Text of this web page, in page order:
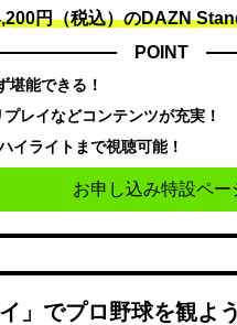
円（税込）のDAZN
POINT
堪能できる！
レイなどコンテンツが充実！
イライトまで視聴可能！
お申し込み特設ペー
」でプロ野球を観よ